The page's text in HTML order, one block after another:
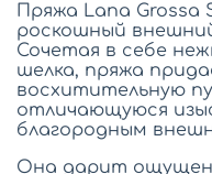
Пряжа Lana Grossa
роскошный
Сочетая в себе
шелка, пряжа
восхитительную
отличающуюся
благородным
Она дарит